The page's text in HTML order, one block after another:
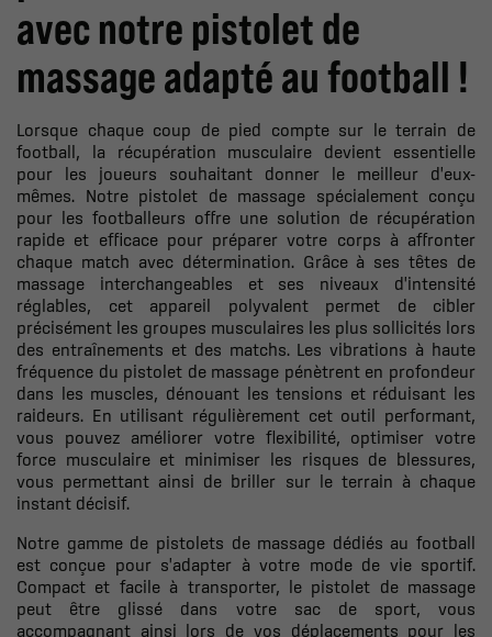
avec notre pistolet de
massage adapté au football !
Lorsque chaque coup de pied compte sur le terrain de
football, la récupération musculaire devient essentielle
pour les joueurs souhaitant donner le meilleur d'eux-
mêmes. Notre pistolet de massage spécialement conçu
pour les footballeurs offre une solution de récupération
rapide et efficace pour préparer votre corps à affronter
chaque match avec détermination. Grâce à ses têtes de
massage interchangeables et ses niveaux d'intensité
réglables, cet appareil polyvalent permet de cibler
précisément les groupes musculaires les plus sollicités lors
des entraînements et des matchs. Les vibrations à haute
fréquence du pistolet de massage pénètrent en profondeur
dans les muscles, dénouant les tensions et réduisant les
raideurs. En utilisant régulièrement cet outil performant,
vous pouvez améliorer votre flexibilité, optimiser votre
force musculaire et minimiser les risques de blessures,
vous permettant ainsi de briller sur le terrain à chaque
instant décisif.
Notre gamme de pistolets de massage dédiés au football
est conçue pour s'adapter à votre mode de vie sportif.
Compact et facile à transporter, le pistolet de massage
peut être glissé dans votre sac de sport, vous
accompagnant ainsi lors de vos déplacements pour les